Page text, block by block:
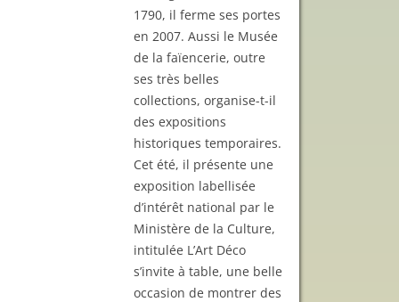
1790, il ferme ses portes
en 2007. Aussi le Musée
de la faïencerie, outre
ses très belles
collections, organise-t-il
des expositions
historiques temporaires.
Cet été, il présente une
exposition labellisée
d’intérêt national par le
Ministère de la Culture,
intitulée L’Art Déco
s’invite à table, une belle
occasion de montrer des